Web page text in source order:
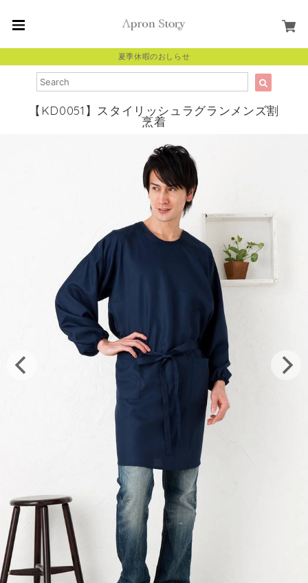
夏季休暇のおしらせ
【KD0051】スタイリッシュラグランメンズ割
烹着